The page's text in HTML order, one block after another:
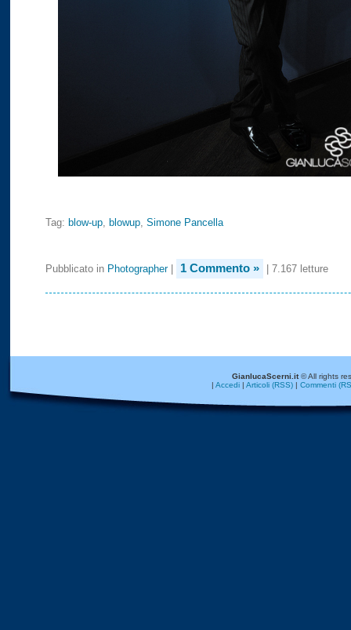
Tag: blow-up, blowup, Simone Pancella
Pubblicato in Photographer| 1 Commento » | 7.167 letture
GianlucaScerni.it© All rights
| Accedi| Articoli (RSS)| Commenti